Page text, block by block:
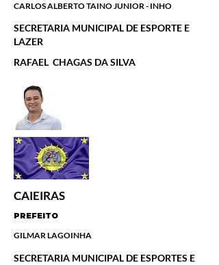
CARLOS ALBERTO TAINO JUNIOR - INHO
SECRETARIA MUNICIPAL DE ESPORTE E
LAZER
RAFAEL CHAGAS DA SILVA
CAIEIRAS
PREFEITO
GILMAR LAGOINHA
SECRETARIA MUNICIPAL DE ESPORTES E